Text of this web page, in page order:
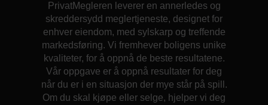
PrivatMegleren leverer en annerledes og
skreddersydd meglertjeneste, designet for
enhver eiendom, med sylskarp og treffende
markedsføring. Vi fremhever boligens unike
kvaliteter, for å oppnå de beste resultatene.
Vår oppgave er å oppnå resultater for deg
når du er i en situasjon der mye står på spill.
Om du skal kjøpe eller selge, hjelper vi deg